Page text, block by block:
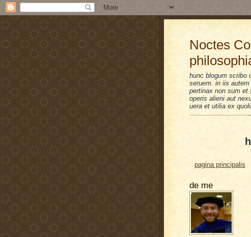
Noctes
hunc blogum scribo
seruem. in iis
pertinax non sum et
operis alieni aut
uera et utilia ex
pagina principalis
de me